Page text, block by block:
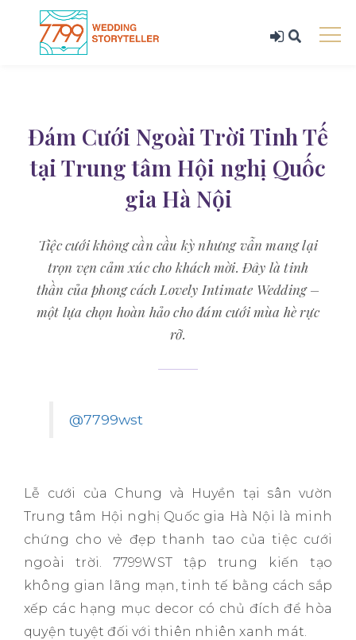
Đám Cưới Ngoài Trời Tinh Tế
tại Trung tâm Hội nghị Quốc
gia Hà Nội
Tiệc cưới không cần cầu kỳ nhưng vẫn mang lại
trọn vẹn cảm xúc cho khách mời. Đây là tinh
thần của phong cách Lovely Intimate Wedding –
một lựa chọn hoàn hảo cho đám cưới mùa hè rực
rỡ.
@7799wst
Lễ cưới của Chung và Huyền tại sân vườn
Trung tâm Hội nghị Quốc gia Hà Nội là minh
chứng cho vẻ đẹp thanh tao của tiệc cưới
ngoài trời. 7799WST tập trung kiến tạo
không gian lãng mạn, tinh tế bằng cách sắp
xếp các hạng mục decor có chủ đích để hòa
quyện tuyệt đối với thiên nhiên xanh mát.